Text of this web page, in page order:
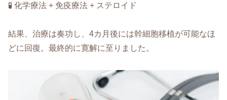
🧪 化学療法 + 免疫療法 + ステロイド
結果、治療は奏功し、4カ月後には幹細胞移植が可能なほ
どに回復。最終的に寛解に至りました。